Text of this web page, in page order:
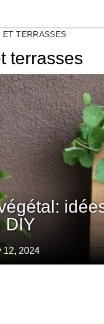
ET TERRASSES
terrasses
DIY
12, 2024